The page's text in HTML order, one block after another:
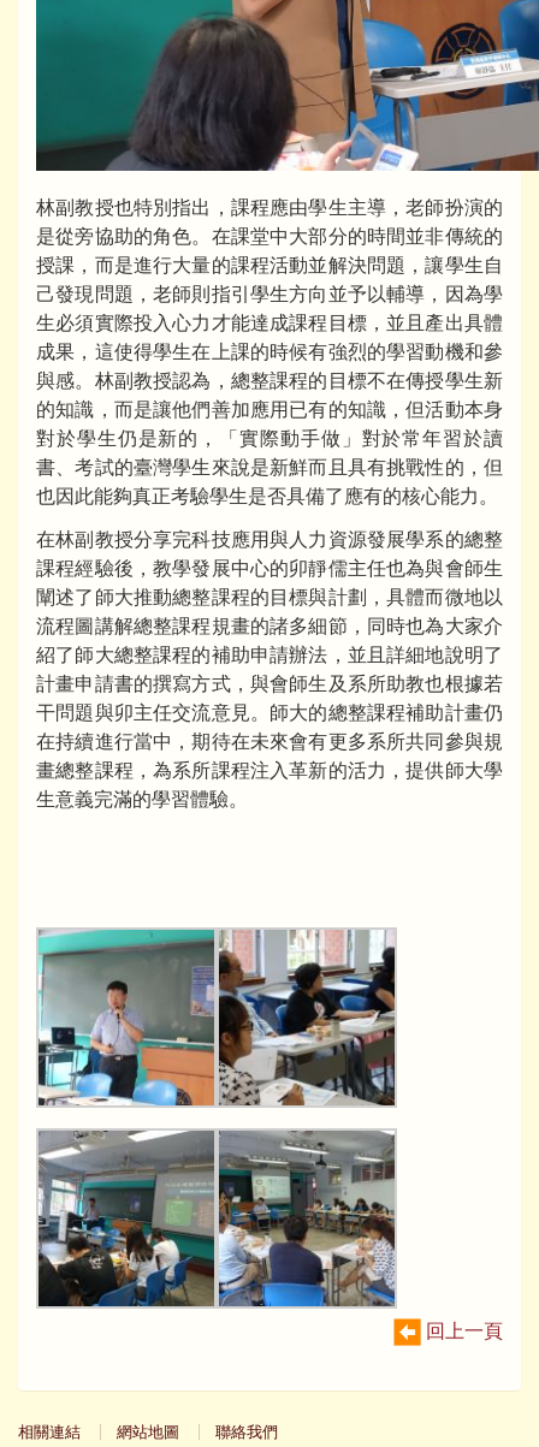
林副教授也特別指出，課程應由學生主導，老師扮演的
是從旁協助的角色。在課堂中大部分的時間並非傳統的
授課，而是進行大量的課程活動並解決問題，讓學生自
己發現問題，老師則指引學生方向並予以輔導，因為學
生必須實際投入心力才能達成課程目標，並且產出具體
成果，這使得學生在上課的時候有強烈的學習動機和參
與感。林副教授認為，總整課程的目標不在傳授學生新
的知識，而是讓他們善加應用已有的知識，但活動本身
對於學生仍是新的，「實際動手做」對於常年習於讀
書、考試的臺灣學生來說是新鮮而且具有挑戰性的，但
也因此能夠真正考驗學生是否具備了應有的核心能力。
在林副教授分享完科技應用與人力資源發展學系的總整
課程經驗後，教學發展中心的卯靜儒主任也為與會師生
闡述了師大推動總整課程的目標與計劃，具體而微地以
流程圖講解總整課程規畫的諸多細節，同時也為大家介
紹了師大總整課程的補助申請辦法，並且詳細地說明了
計畫申請書的撰寫方式，與會師生及系所助教也根據若
干問題與卯主任交流意見。師大的總整課程補助計畫仍
在持續進行當中，期待在未來會有更多系所共同參與規
畫總整課程，為系所課程注入革新的活力，提供師大學
生意義完滿的學習體驗。
回上一頁
相關連結 網站地圖 聯絡我們